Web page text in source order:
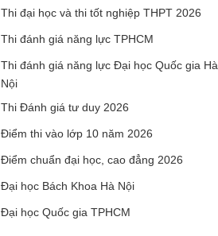
Thi đại học và thi tốt nghiệp THPT 2026
Thi đánh giá năng lực TPHCM
Thi đánh giá năng lực Đại học Quốc gia Hà
Nội
Thi Đánh giá tư duy 2026
Điểm thi vào lớp 10 năm 2026
Điểm chuẩn đại học, cao đẳng 2026
Đại học Bách Khoa Hà Nội
Đại học Quốc gia TPHCM